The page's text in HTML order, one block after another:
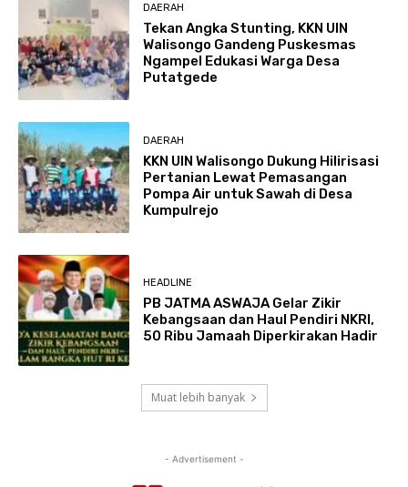
DAERAH
Tekan Angka Stunting, KKN UIN
Walisongo Gandeng Puskesmas
Ngampel Edukasi Warga Desa
Putatgede
DAERAH
KKN UIN Walisongo Dukung Hilirisasi
Pertanian Lewat Pemasangan
Pompa Air untuk Sawah di Desa
Kumpulrejo
HEADLINE
PB JATMA ASWAJA Gelar Zikir
Kebangsaan dan Haul Pendiri NKRI,
50 Ribu Jamaah Diperkirakan Hadir
Muat lebih banyak
- Advertisement -